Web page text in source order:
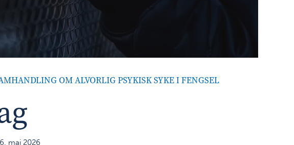
OM ALVORLIG PSYKISK SYKE I FENGSEL
mai 2026